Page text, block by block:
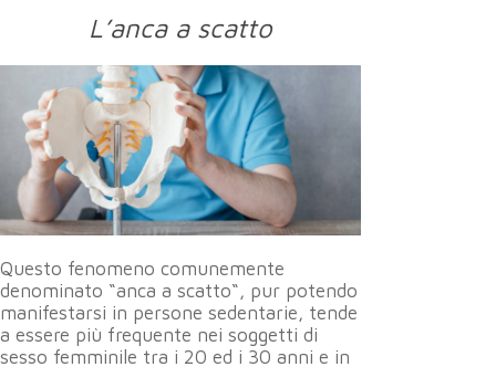
L’anca a scatto
Questo fenomeno comunemente
denominato “anca a scatto“, pur potendo
manifestarsi in persone sedentarie, tende
a essere più frequente nei soggetti di
sesso femminile tra i 20 ed i 30 anni e in